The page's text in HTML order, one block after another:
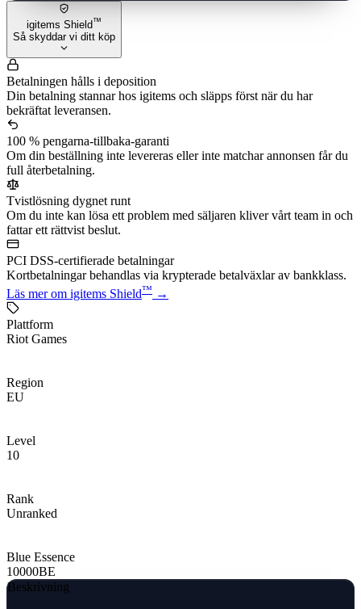
igitems Shield™
Så skyddar vi ditt köp
Betalningen hålls i deposition
Din betalning stannar hos igitems och släpps först när du har
bekräftat leveransen.
100 % pengarna-tillbaka-garanti
Om din beställning inte levereras eller inte matchar annonsen får du
full återbetalning.
Tvistlösning dygnet runt
Om du inte kan lösa ett problem med säljaren kliver vårt team in och
fattar ett rättvist beslut.
PCI DSS-certifierade betalningar
Kortbetalningar behandlas via krypterade betalväxlar av bankklass.
Läs mer om igitems Shield™ →
Plattform
Riot Games
Region
EU
Level
10
Rank
Unranked
Blue Essence
10000BE
Beskrivning